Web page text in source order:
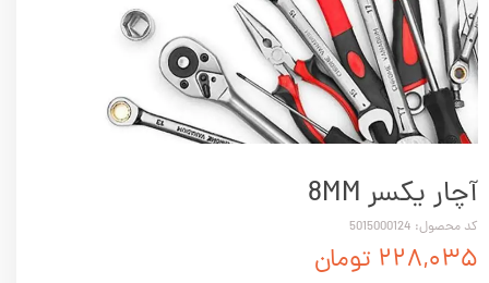
آچار یکسر 8MM
کد محصول: 5015000124
۲۲۸,۰۳۵ تومان